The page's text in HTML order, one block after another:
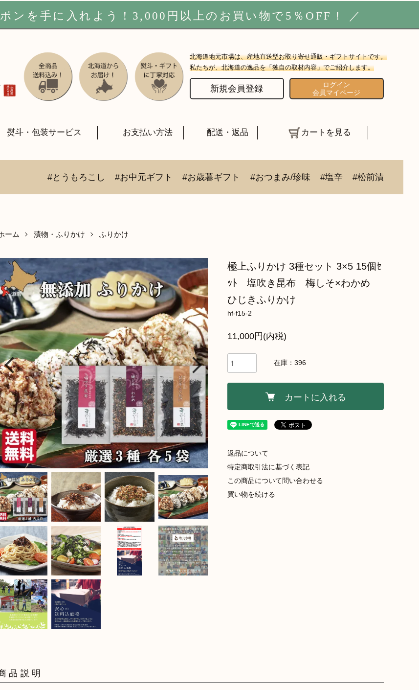
ンを手に入れよう！3,000円以上のお買い物で5 ％OFF ！ ／
北海道地元市場は、産地直送型お取り寄せ通販・ギフトサイトです。
私たちが、北海道の逸品を「独自の取材内容」でご紹介します。
新規会員登録
ログイン
会員マイページ
熨斗・包装サービス お支払い方法 配送・返品 カートを見る
#とうもろこし #お中元ギフト #お歳暮ギフト #おつまみ/珍味 #塩辛 #松前漬
ーム 漬物・ふりかけ ふりかけ
極上ふりかけ 3種セット 3×5 15個ｾ
ｯﾄ 塩吹き昆布 梅しそ×わかめ
ひじきふりかけ
hf-f15-2
11,000円(内税)
在庫：396
カートに入れる
返品について
特定商取引法に基づく表記
この商品について問い合わせる
買い物を続ける
品説明